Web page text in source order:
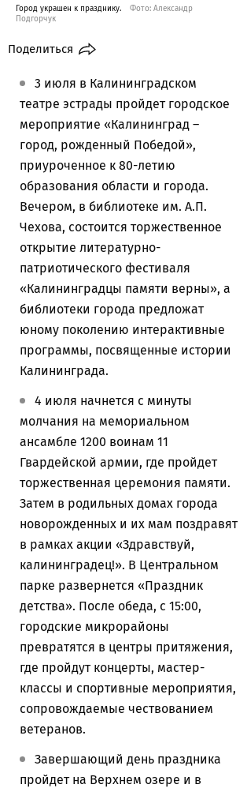
Город украшен к празднику.
Фото: Александр
Подгорчук
Поделиться
3 июля в Калининградском
театре эстрады пройдет городское
мероприятие «Калининград –
город, рожденный Победой»,
приуроченное к 80-летию
образования области и города.
Вечером, в библиотеке им. А.П.
Чехова, состоится торжественное
открытие литературно-
патриотического фестиваля
«Калининградцы памяти верны», а
библиотеки города предложат
юному поколению интерактивные
программы, посвященные истории
Калининграда.
4 июля начнется с минуты
молчания на мемориальном
ансамбле 1200 воинам 11
Гвардейской армии, где пройдет
торжественная церемония памяти.
Затем в родильных домах города
новорожденных и их мам поздравят
в рамках акции «Здравствуй,
калининградец!». В Центральном
парке развернется «Праздник
детства». После обеда, с 15:00,
городские микрорайоны
превратятся в центры притяжения,
где пройдут концерты, мастер-
классы и спортивные мероприятия,
сопровождаемые чествованием
ветеранов.
Завершающий день праздника
пройдет на Верхнем озере и в